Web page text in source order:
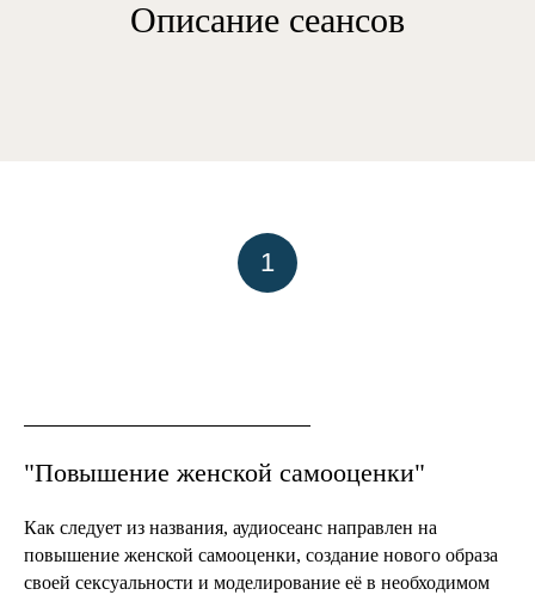
Описание сеансов
1
"Повышение женской самооценки"
Как следует из названия, аудиосеанс направлен на
повышение женской самооценки, создание нового образа
своей сексуальности и моделирование её в необходимом